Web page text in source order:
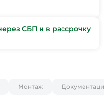
СБП и в рассрочку
Монтаж